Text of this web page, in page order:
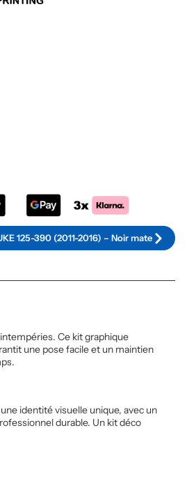
125-390 (2011-2016) – Noir mate
Ce kit graphique
une pose facile et un maintien
identité visuelle unique, avec un
durable. Un kit déco